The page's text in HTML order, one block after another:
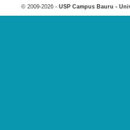
© 2009-2026 - USP Campus Bauru -